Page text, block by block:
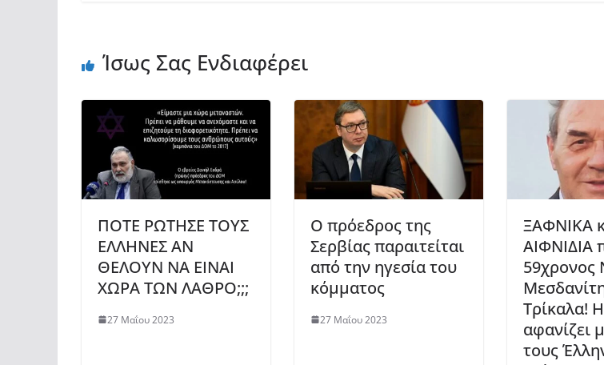
Ίσως Σας Ενδιαφέρει
ΠΟΤΕ ΡΩΤΗΣΕ ΤΟΥΣ
ΕΛΛΗΝΕΣ ΑΝ
ΘΕΛΟΥΝ ΝΑ ΕΙΝΑΙ
ΧΩΡΑ ΤΩΝ ΛΑΘΡΟ;;;
27 Μαΐου 2023
Ο πρόεδρος της
Σερβίας παραιτείται
από την ηγεσία του
κόμματος
27 Μαΐου 2023
ΞΑΦΝΙΚΑ
ΑΙΦΝΙΔΙΑ
59χρονος
Τρίκαλα!
αφανίζει
τους